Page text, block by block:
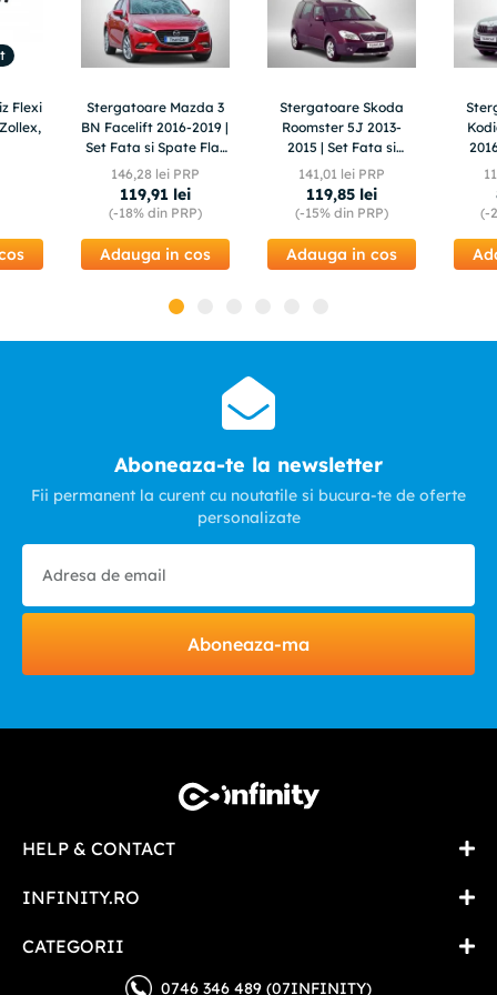
Flexi
Stergatoare Mazda 3
BN Facelift 2016-2019 |
Set Fata si Spate Flat
Premium – TeamCar®
146,28lei PRP
119,91 lei
(-18%din PRP)
Adauga in cos
Stergatoare Skoda
Roomster 5J 2013-
2015 | Set Fata si
Spate Flat – TeamCar®
141,01lei PRP
119,85 lei
(-15%din PRP)
Adauga in cos
Fata
(-
Aboneaza-te la newsletter
Fii permanent la curent cu noutatile si bucura-te de oferte
personalizate
Aboneaza-ma
HELP & CONTACT
INFINITY.RO
CATEGORII
0746 346 489 (07INFINITY)